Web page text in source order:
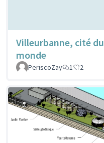
Villeurbanne, cité du
monde
PeriscoZay
1 2